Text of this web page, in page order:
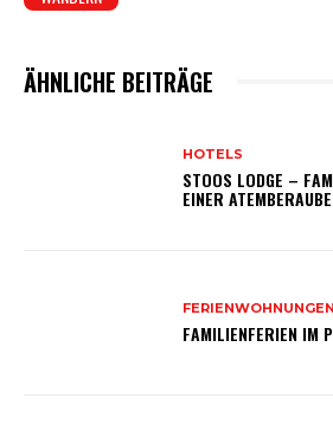
ÄHNLICHE BEITRÄGE
HOTELS
STOOS LODGE –
EINER
FAMILIENFERIEN IM